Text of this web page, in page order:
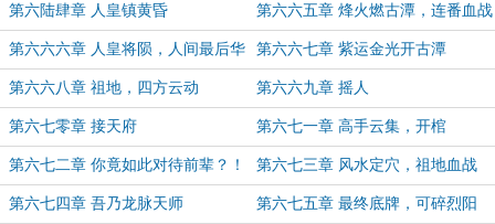
第六陆肆章 人皇镇黄昏 第六六五章 烽火燃古潭，连番血战
第六六六章 人皇将陨，人间最后华
彩！
第六六七章 紫运金光开古潭
第六六八章 祖地，四方云动 第六六九章 摇人
第六七零章 接天府 第六七一章 高手云集，开棺
第六七二章 你竟如此对待前辈？！ 第六七三章 风水定穴，祖地血战
第六七四章 吾乃龙脉天师 第六七五章 最终底牌，可碎烈阳